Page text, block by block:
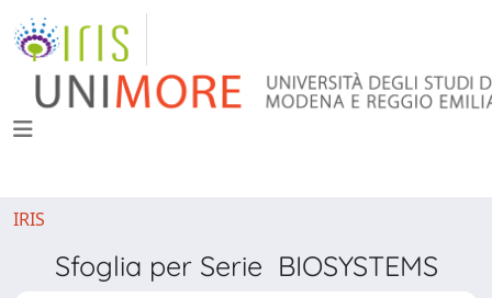
IRIS
Sfoglia per Serie BIOSYSTEMS